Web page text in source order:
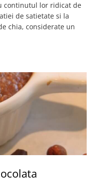
continutul lor ridicat de
de satietate si la
chia, considerate un